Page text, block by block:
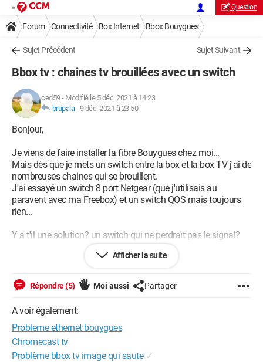
Question
Forum Connectivité Box Internet Bbox Bouygues
Sujet Précédent Sujet Suivant
Bbox tv : chaines tv brouillées avec un switch
ced59- Modifié le 5 déc. 2021 à 14:23
brupala-9 déc. 2021 à 23:50
Bonjour,
Je viens de faire installer la fibre Bouygues chez moi...
Mais dès que je mets un switch entre la box et la box TV j'ai de
nombreuses chaines qui se brouillent.
J'ai essayé un switch 8 port Netgear (que j'utilisais au
paravent avec ma Freebox) et un switch QOS mais toujours
rien...
Y a t'il une solution? un switch qui ne perdrait pas le signal?
Afficher la suite
Répondre (5) Moi aussi Partager
A voir également:
Probleme ethernet bouygues
Chromecast tv
Problème bbox tv image qui saute ✓